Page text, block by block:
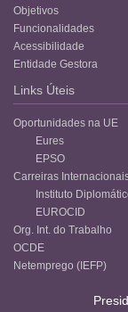
Objetivos
Funcionalidades
Acessibilidade
Entidade Gestora
Links Úteis
Oportunidades na UE
Eures
EPSO
Carreiras
Instituto
EUROCID
Org. Int. do Trabalho
OCDE
Netemprego (IEFP)